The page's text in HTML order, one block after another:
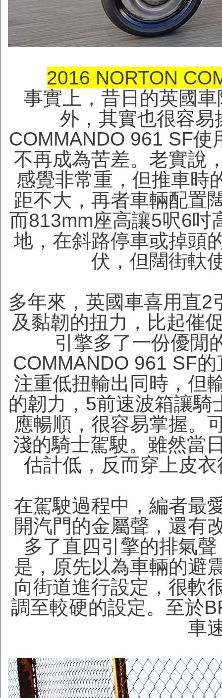
2016 NORTON
事實上，昔日的英國
外，其實也很容易
COMMANDO 961 SF
不再成為苦差。老實說
感覺非常重，但推車時
距不大，再者車輛配置
而813mm座高讓5呎6吋
地，在斜路停車或掉頭
伏，但闊街軑
多年來，英國車喜用直
及黏韌的扭力，比起催
引擎多了一份優閒
COMMANDO 961 SF
注重低扭輸出同時，但
的韌力，5前速波箱讓
應暢順，很容易掌握。
淺的騎士駕駛。雖然當
估計低，反而穿上皮
在駕駛過程中，編者最
開汽門的金屬聲，還有
多了直四引擎的排氣
是，原先以為車輛的避
向街道進行設定，很軟
調至較硬的設定。至於
車